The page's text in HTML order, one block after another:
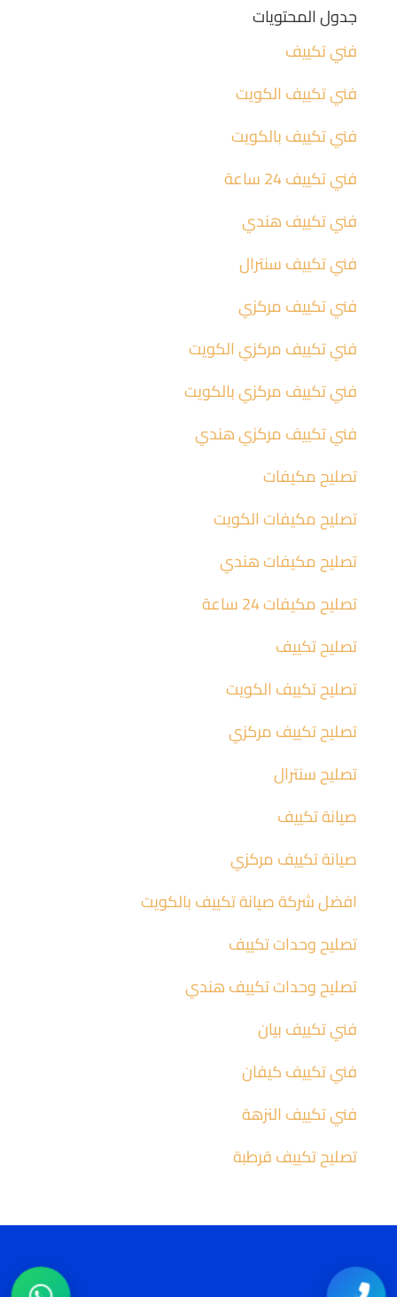
جدول المحتويات
فني تكييف
فني تكييف الكويت
فني تكييف بالكويت
فني تكييف 24 ساعة
فني تكييف هندي
فني تكييف سنترال
فني تكييف مركزي
فني تكييف مركزي الكويت
فني تكييف مركزي بالكويت
فني تكييف مركزي هندي
تصليح مكيفات
تصليح مكيفات الكويت
تصليح مكيفات هندي
تصليح مكيفات 24 ساعة
تصليح تكييف
تصليح تكييف الكويت
تصليح تكييف مركزي
تصليح سنترال
صيانة تكييف
صيانة تكييف مركزي
افضل شركة صيانة تكييف بالكويت
تصليح وحدات تكييف
تصليح وحدات تكييف هندي
فني تكييف بيان
فني تكييف كيفان
فني تكييف النزهة
تصليح تكييف قرطبة